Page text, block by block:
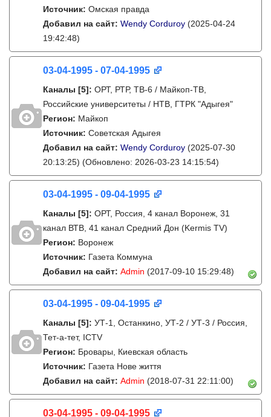
Источник: Омская правда
Добавил на сайт: Wendy Corduroy (2025-04-24
19:42:48)
03-04-1995 - 07-04-1995
Каналы [5]: ОРТ, РТР, ТВ-6 / Майкоп-ТВ,
Российские университеты / НТВ, ГТРК "Адыгея"
Регион: Майкоп
Источник: Советская Адыгея
Добавил на сайт: Wendy Corduroy (2025-07-30
20:13:25) (Обновлено: 2026-03-23 14:15:54)
03-04-1995 - 09-04-1995
Каналы [5]: ОРТ, Россия, 4 канал Воронеж, 31
канал ВТВ, 41 канал Средний Дон (Kermis TV)
Регион: Воронеж
Источник: Газета Коммуна
Добавил на сайт: Admin (2017-09-10 15:29:48)
03-04-1995 - 09-04-1995
Каналы [5]: УТ-1, Останкино, УТ-2 / УТ-3 / Россия,
Тет-а-тет, ICTV
Регион: Бровары, Киевская область
Источник: Газета Нове життя
Добавил на сайт: Admin (2018-07-31 22:11:00)
03-04-1995 - 09-04-1995